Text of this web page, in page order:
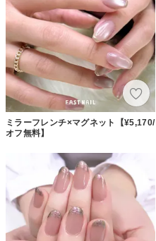
ミラーフレンチ×マグネット【¥5,170/
オフ無料】